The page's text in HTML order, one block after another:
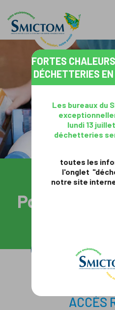
> LES BONS
Pour tous
Découvrir les
> OBJECTIF
Réduisez
Découvrir
ACCÈS
FORTES
DÉCHETTERIES
Les bureaux du
lundi 13
déchetteries
toutes les
l'onglet
notre site